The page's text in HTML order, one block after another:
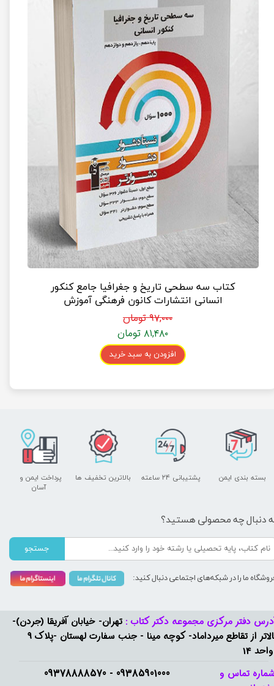
کتاب سه سطحی تاریخ و جغرافیا جامع کنکور
انسانی انتشارات کانون فرهنگی آموزش
۹۷,۰۰۰ تومان
۸۱,۴۸۰ تومان
افزودن به سبد خرید
09385901000 - 09378888570​​​​​​​
دفتر مرکزی مجموعه دکتر کتاب : تهران- خیابان آفریقا (جردن)-
بالاتر از تقاطع میرداماد- کوچه مینا - جنب سفارت لهستان -پلاک 9
14
تماس و
پشتیبانی ۲۴ ساعته
پرداخت ایمن و ​​​​​​​
آسان
بسته بندی ایمن بالاترین تخفیف ها
دنبال چه محصولی هستید؟
جستجو
ما را در شبکه‌های اجتماعی دنبال کنید: